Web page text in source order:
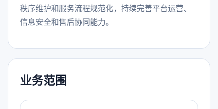
秩序维护和服务流程规范化，持续完善平台运营、
信息安全和售后协同能力。
业务范围